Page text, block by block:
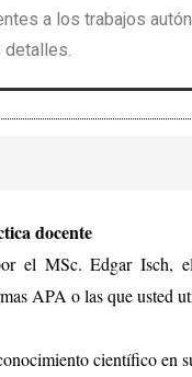
a los trabajos
detalles.
docente
el MSc. Edgar Isch,
APA o las que usted
científico en